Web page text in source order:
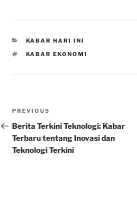
CATEGORIES
KABAR HARI INI
TAGS
KABAR EKONOMI
Post
navigation
Previous
Post
PREVIOUS
Berita Terkini Teknologi: Kabar
Terbaru tentang Inovasi dan
Teknologi Terkini